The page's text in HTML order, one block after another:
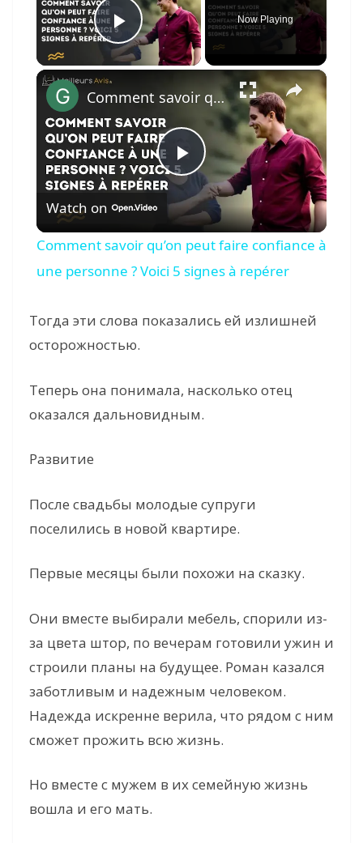
Play Video
Now Playing
×
P
l
a
y
i
e
o
Comment savoir qu’on peut faire confiance à une personne ? Voici 5 signes à repérer
Watch on
Comment savoir qu’on peut faire confiance à
une personne ? Voici 5 signes à repérer
Тогда эти слова показались ей излишней
осторожностью.
Теперь она понимала, насколько отец
оказался дальновидным.
Развитие
После свадьбы молодые супруги
поселились в новой квартире.
Первые месяцы были похожи на сказку.
Они вместе выбирали мебель, спорили из-
за цвета штор, по вечерам готовили ужин и
строили планы на будущее. Роман казался
заботливым и надежным человеком.
Надежда искренне верила, что рядом с ним
сможет прожить всю жизнь.
Но вместе с мужем в их семейную жизнь
вошла и его мать.